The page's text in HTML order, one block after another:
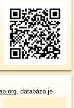
, databáza je